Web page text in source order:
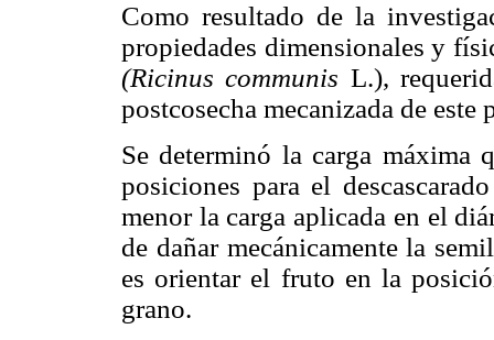
Como resultado de la
propiedades dimensionales y
(Ricinus communis L.),
postcosecha mecanizada de este
Se determinó la carga máxima
posiciones para el
menor la carga aplicada en el
de dañar mecánicamente la
es orientar el fruto en la
grano.